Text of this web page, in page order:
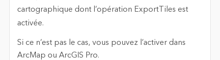
Si ce n’est pas le cas, vous pouvez l’activer dans
ArcMap ou ArcGIS Pro.